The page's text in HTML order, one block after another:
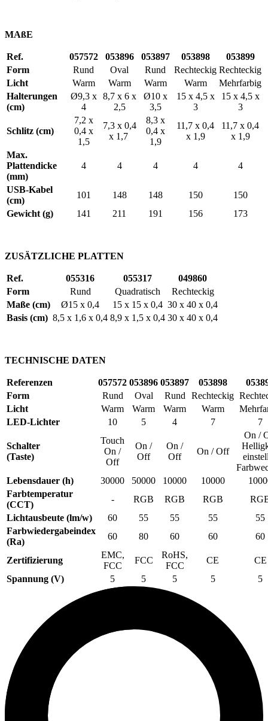
MAßE
Ref. 057572 053896 053897 053898
053899
Form
Rund Oval Rund Rechteckig Rechteckig
Licht
Warm Warm Warm Warm
Mehrfarbig
Halterungen
(cm)
Ø9,3 x
4
8,7 x 6 x
2,5
Ø10 x
3,5
15 x 4,5 x
3
15 x 4,5 x
3
Schlitz (cm)
7,2 x
0,4 x
1,5
7,3 x 0,4
x 1,7
8,3 x
0,4 x
1,9
11,7 x 0,4
x 1,9
11,7 x 0,4
x 1,9
Max.
Plattendicke
(mm)
4 4 4 4 4
USB-Kabel
(cm)
101 148 148 150
150
Gewicht (g)
141 211 191 156 173
ZUSÄTZLICHE PLATTEN
Ref. 055316 055317
049860
Form
Rund Quadratisch
Rechteckig
Maße (cm)
Ø15 x 0,4 15 x 15 x 0,4 30 x 40 x 0,4
Basis (cm) 8,5 x 1,6 x 0,4 8,9 x 1,5 x 0,4 30 x 40 x 0,4
TECHNISCHE DATEN
Referenzen 057572 053896 053897 053898
Form
Rund Oval Rund Rechteckig
Licht
Warm Warm Warm Warm
LED-Lichter
10 5 4 7 7
Schalter
(Taste)
Touch
On /
Off
On /
Off
On /
Off
On / Off
On /
Lebensdauer (h)
30000 50000 10000 10000
Farbtemperatur
(CCT)
- RGB RGB RGB
Lichtausbeute (lm/w)
60 55 55 55
55
Farbwiedergabeindex
(Ra)
60 80 60 60 60
Zertifizierung
EMC,
FCC
FCC
RoHS,
FCC
CE
CE
Spannung (V)
5 5 5 5 5